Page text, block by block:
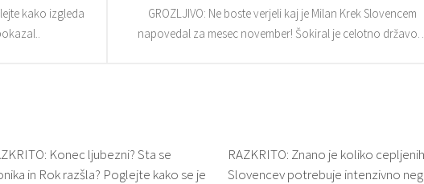
GROZLJIVO: Ne boste verjeli kaj je Milan Krek Slovencem
napovedal za mesec november! Šokiral je celotno državo…
kako izgleda
Konec ljubezni? Sta se
in Rok razšla? Poglejte kako se je
RAZKRITO: Znano je koliko cepljenih
Slovencev potrebuje intenzivno